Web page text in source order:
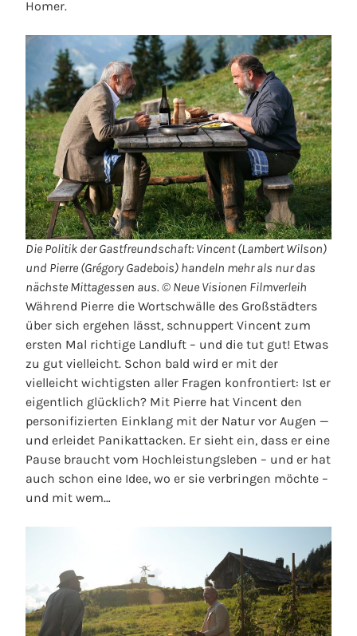
Homer.
Die Politik der Gastfreundschaft: Vincent (Lambert Wilson)
und Pierre (Grégory Gadebois) handeln mehr als nur das
nächste Mittagessen aus. © Neue Visionen Filmverleih
Während Pierre die Wortschwälle des Großstädters
über sich ergehen lässt, schnuppert Vincent zum
ersten Mal richtige Landluft – und die tut gut! Etwas
zu gut vielleicht. Schon bald wird er mit der
vielleicht wichtigsten aller Fragen konfrontiert: Ist er
eigentlich glücklich? Mit Pierre hat Vincent den
personifizierten Einklang mit der Natur vor Augen —
und erleidet Panikattacken. Er sieht ein, dass er eine
Pause braucht vom Hochleistungsleben – und er hat
auch schon eine Idee, wo er sie verbringen möchte –
und mit wem…